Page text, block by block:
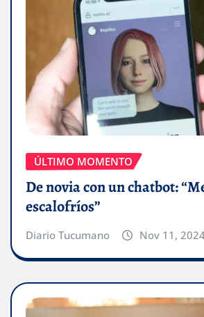
ÚLTIMO MOMENTO
De novia con un chatbot:
escalofríos”
Diario Tucumano Nov 11,